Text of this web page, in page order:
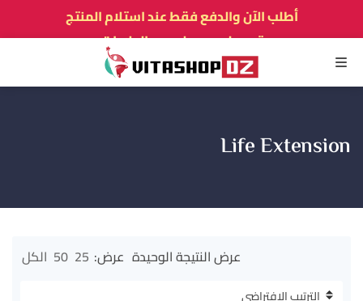
أطلب الآن والدفع فقط عند استلام المنتج
توصيل سريع لجميع الولايات
نفخر بأكثر من 5000 زبون و زبونة راضيين
القائمة
Life Extension
عرض النتيجة الوحيدة عرض: 25
50 الكل